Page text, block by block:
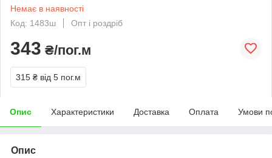
Немає в наявності
Код: 1483ш
Опт і роздріб
343 ₴/пог.м
315 ₴ від 5 пог.м
Опис Характеристики Доставка Оплата Умови
Опис